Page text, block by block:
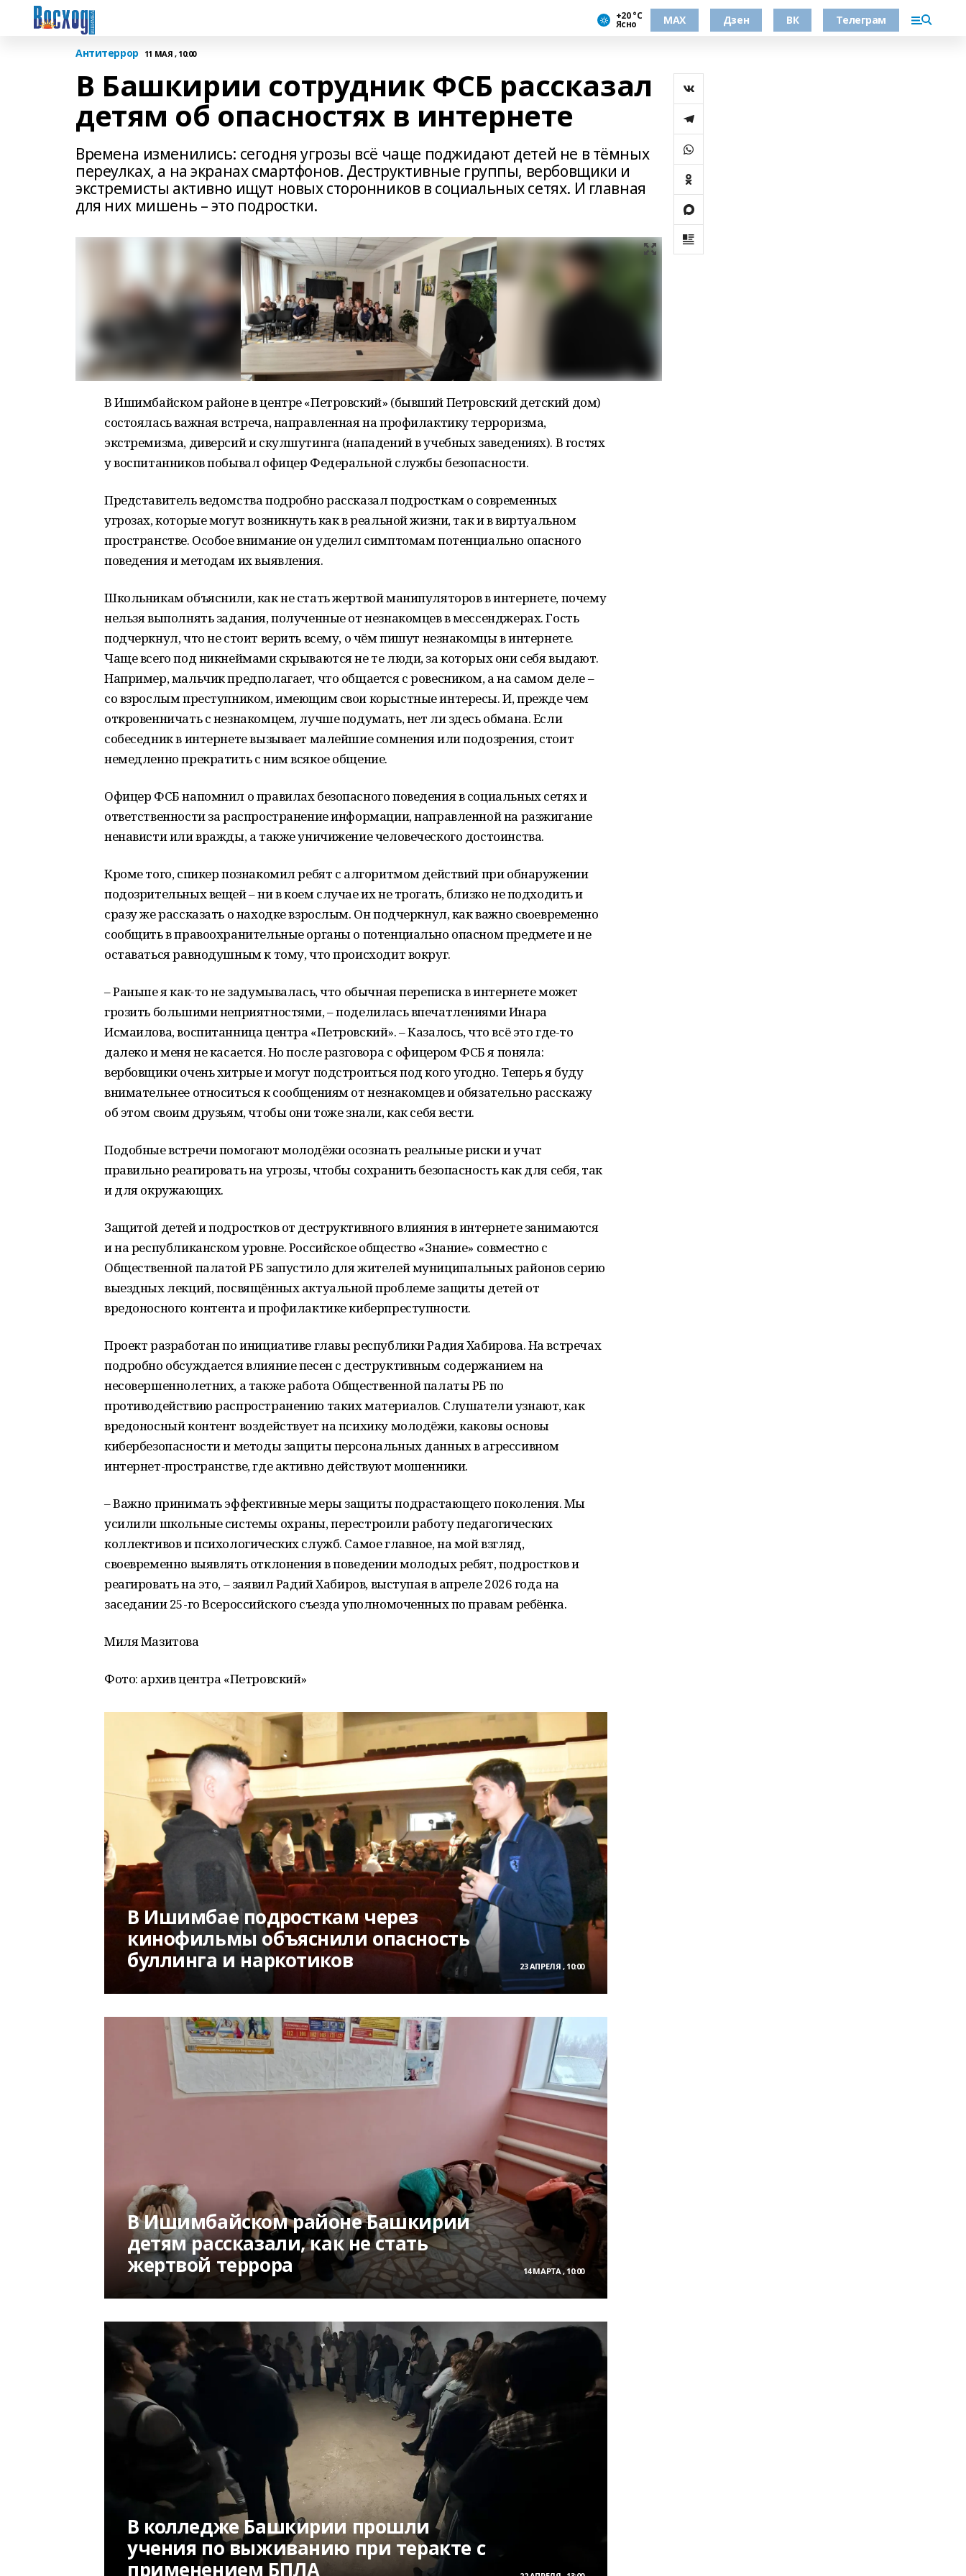
+20 °С
Ясно МАХ Дзен ВК Телеграм
Антитеррор 11 МАЯ , 10:00
В Башкирии сотрудник ФСБ рассказал
детям об опасностях в интернете
Времена изменились: сегодня угрозы всё чаще поджидают детей не в тёмных
переулках, а на экранах смартфонов. Деструктивные группы, вербовщики и
экстремисты активно ищут новых сторонников в социальных сетях. И главная
для них мишень – это подростки.
В Ишимбайском районе в центре «Петровский» (бывший Петровский детский дом)
состоялась важная встреча, направленная на профилактику терроризма,
экстремизма, диверсий и скулшутинга (нападений в учебных заведениях). В гостях
у воспитанников побывал офицер Федеральной службы безопасности.
Представитель ведомства подробно рассказал подросткам о современных
угрозах, которые могут возникнуть как в реальной жизни, так и в виртуальном
пространстве. Особое внимание он уделил симптомам потенциально опасного
поведения и методам их выявления.
Школьникам объяснили, как не стать жертвой манипуляторов в интернете, почему
нельзя выполнять задания, полученные от незнакомцев в мессенджерах. Гость
подчеркнул, что не стоит верить всему, о чём пишут незнакомцы в интернете.
Чаще всего под никнеймами скрываются не те люди, за которых они себя выдают.
Например, мальчик предполагает, что общается с ровесником, а на самом деле –
со взрослым преступником, имеющим свои корыстные интересы. И, прежде чем
откровенничать с незнакомцем, лучше подумать, нет ли здесь обмана. Если
собеседник в интернете вызывает малейшие сомнения или подозрения, стоит
немедленно прекратить с ним всякое общение.
Офицер ФСБ напомнил о правилах безопасного поведения в социальных сетях и
ответственности за распространение информации, направленной на разжигание
ненависти или вражды, а также уничижение человеческого достоинства.
Кроме того, спикер познакомил ребят с алгоритмом действий при обнаружении
подозрительных вещей – ни в коем случае их не трогать, близко не подходить и
сразу же рассказать о находке взрослым. Он подчеркнул, как важно своевременно
сообщить в правоохранительные органы о потенциально опасном предмете и не
оставаться равнодушным к тому, что происходит вокруг.
– Раньше я как-то не задумывалась, что обычная переписка в интернете может
грозить большими неприятностями, – поделилась впечатлениями Инара
Исмаилова, воспитанница центра «Петровский». – Казалось, что всё это где-то
далеко и меня не касается. Но после разговора с офицером ФСБ я поняла:
вербовщики очень хитрые и могут подстроиться под кого угодно. Теперь я буду
внимательнее относиться к сообщениям от незнакомцев и обязательно расскажу
об этом своим друзьям, чтобы они тоже знали, как себя вести.
Подобные встречи помогают молодёжи осознать реальные риски и учат
правильно реагировать на угрозы, чтобы сохранить безопасность как для себя, так
и для окружающих.
Защитой детей и подростков от деструктивного влияния в интернете занимаются
и на республиканском уровне. Российское общество «Знание» совместно с
Общественной палатой РБ запустило для жителей муниципальных районов серию
выездных лекций, посвящённых актуальной проблеме защиты детей от
вредоносного контента и профилактике киберпреступности.
Проект разработан по инициативе главы республики Радия Хабирова. На встречах
подробно обсуждается влияние песен с деструктивным содержанием на
несовершеннолетних, а также работа Общественной палаты РБ по
противодействию распространению таких материалов. Слушатели узнают, как
вредоносный контент воздействует на психику молодёжи, каковы основы
кибербезопасности и методы защиты персональных данных в агрессивном
интернет-пространстве, где активно действуют мошенники.
– Важно принимать эффективные меры защиты подрастающего поколения. Мы
усилили школьные системы охраны, перестроили работу педагогических
коллективов и психологических служб. Самое главное, на мой взгляд,
своевременно выявлять отклонения в поведении молодых ребят, подростков и
реагировать на это, – заявил Радий Хабиров, выступая в апреле 2026 года на
заседании 25-го Всероссийского съезда уполномоченных по правам ребёнка.
Миля Мазитова
Фото: архив центра «Петровский»
В Ишимбае подросткам через
кинофильмы объяснили опасность
буллинга и наркотиков
23 АПРЕЛЯ , 10:00
В Ишимбайском районе Башкирии
детям рассказали, как не стать
жертвой террора
14 МАРТА , 10:00
В колледже Башкирии прошли
учения по выживанию при теракте с
применением БПЛА